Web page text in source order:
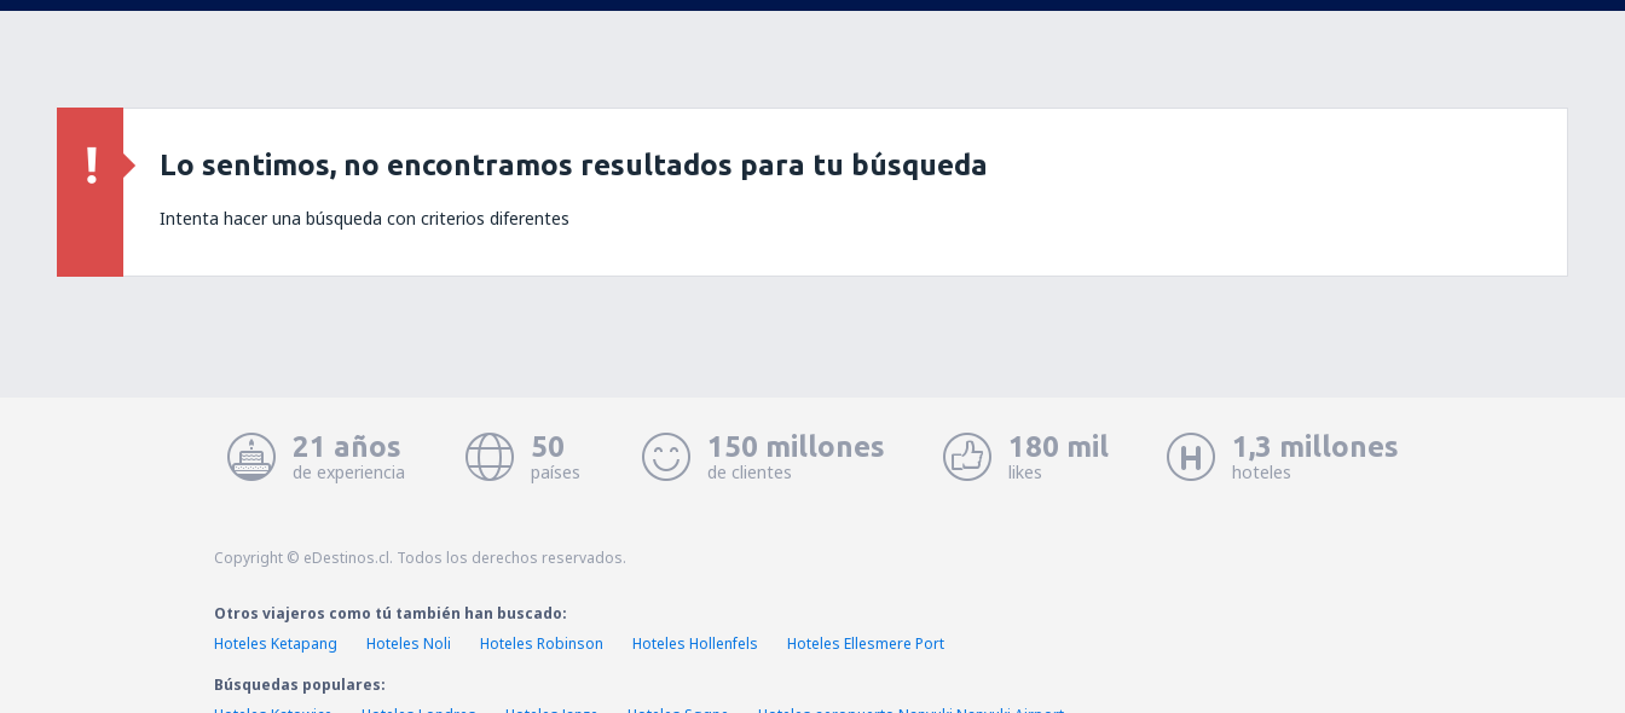
Lo sentimos, no encontramos resultados para tu búsqueda
Intenta hacer una búsqueda con criterios diferentes
21 años
de experiencia
50
países
150 millones
de clientes
180 mil
likes
1,3 millones
hoteles
Copyright © eDestinos.cl. Todos los derechos reservados.
Otros viajeros como tú también han buscado:
Hoteles Ketapang
Hoteles Noli Hoteles Robinson Hoteles Hollenfels
Hoteles Ellesmere Port
Búsquedas populares: